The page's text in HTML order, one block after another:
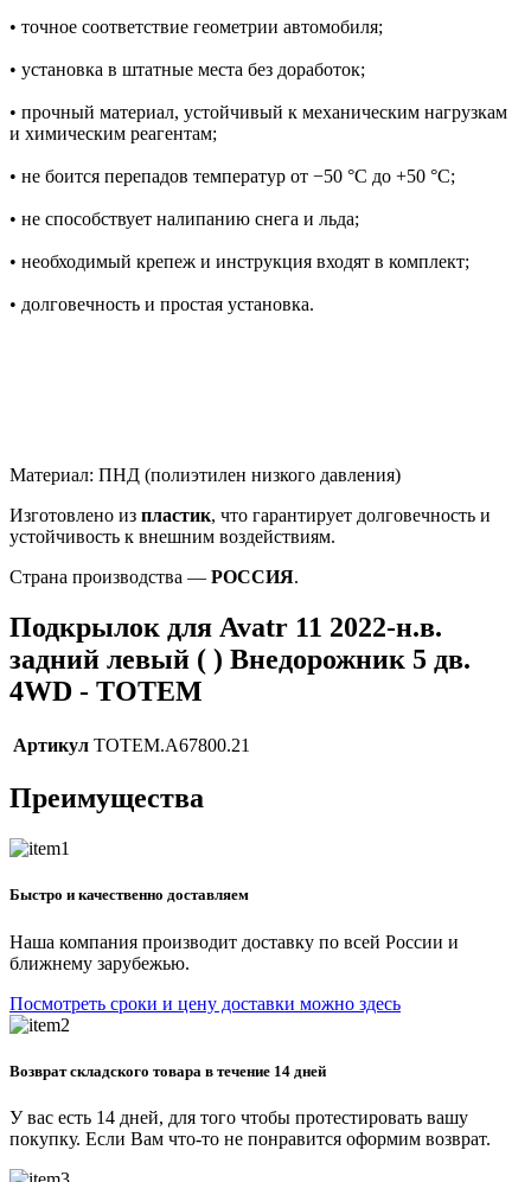
• точное соответствие геометрии автомобиля;
• установка в штатные места без доработок;
• прочный материал, устойчивый к механическим нагрузкам
и химическим реагентам;
• не боится перепадов температур от −50 °C до +50 °C;
• не способствует налипанию снега и льда;
• необходимый крепеж и инструкция входят в комплект;
• долговечность и простая установка.
Материал: ПНД (полиэтилен низкого давления)
Изготовлено из пластик, что гарантирует долговечность и
устойчивость к внешним воздействиям.
Страна производства — РОССИЯ.
Подкрылок для Avatr 11 2022-н.в.
задний левый ( ) Внедорожник 5 дв.
4WD - TOTEM
Артикул TOTEM.A67800.21
Преимущества
Быстро и качественно доставляем
Наша компания производит доставку по всей России и
ближнему зарубежью.
Посмотреть сроки и цену доставки можно здесь
Возврат складского товара в течение 14 дней
У вас есть 14 дней, для того чтобы протестировать вашу
покупку. Если Вам что-то не понравится оформим возврат.